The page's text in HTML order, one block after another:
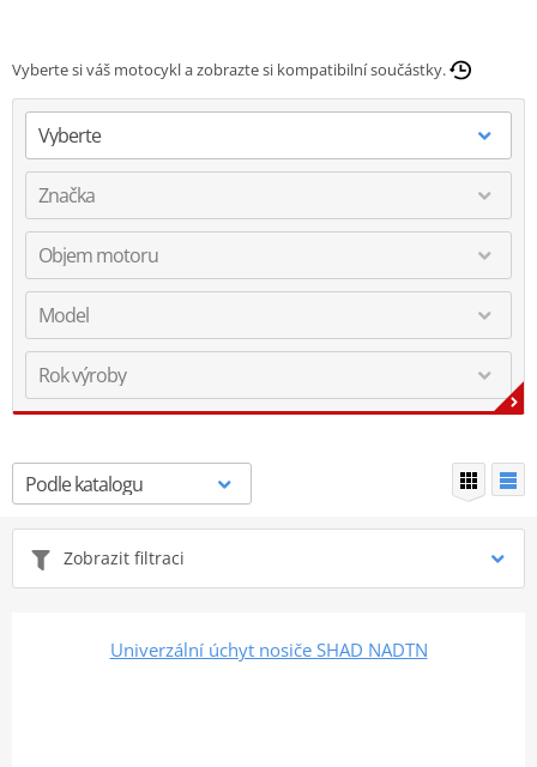
Vyberte si váš motocykl a zobrazte si kompatibilní součástky.
Zobrazit filtraci
Univerzální úchyt nosiče SHAD NADTN